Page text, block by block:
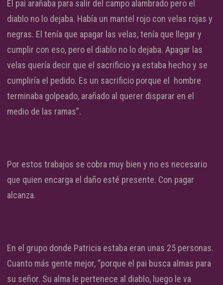
El pai arañaba para salir del campo alambrado pero el
diablo no lo dejaba. Había un mantel rojo con velas rojas y
negras. El tenía que apagar las velas, tenía que llegar y
cumplir con eso, pero el diablo no lo dejaba. Apagar las
velas quería decir que el sacrificio ya estaba hecho y se
cumpliría el pedido. Es un sacrificio porque el hombre
terminaba golpeado, arañado al querer disparar en el
medio de las ramas”.
Por estos trabajos se cobra muy bien y no es necesario
que quien encarga el daño esté presente. Con pagar
alcanza.
En el grupo donde Patricia estaba eran unas 25 personas.
Cuanto más gente mejor, “porque el pai busca almas para
su señor. Su alma le pertenece al diablo, luego le va